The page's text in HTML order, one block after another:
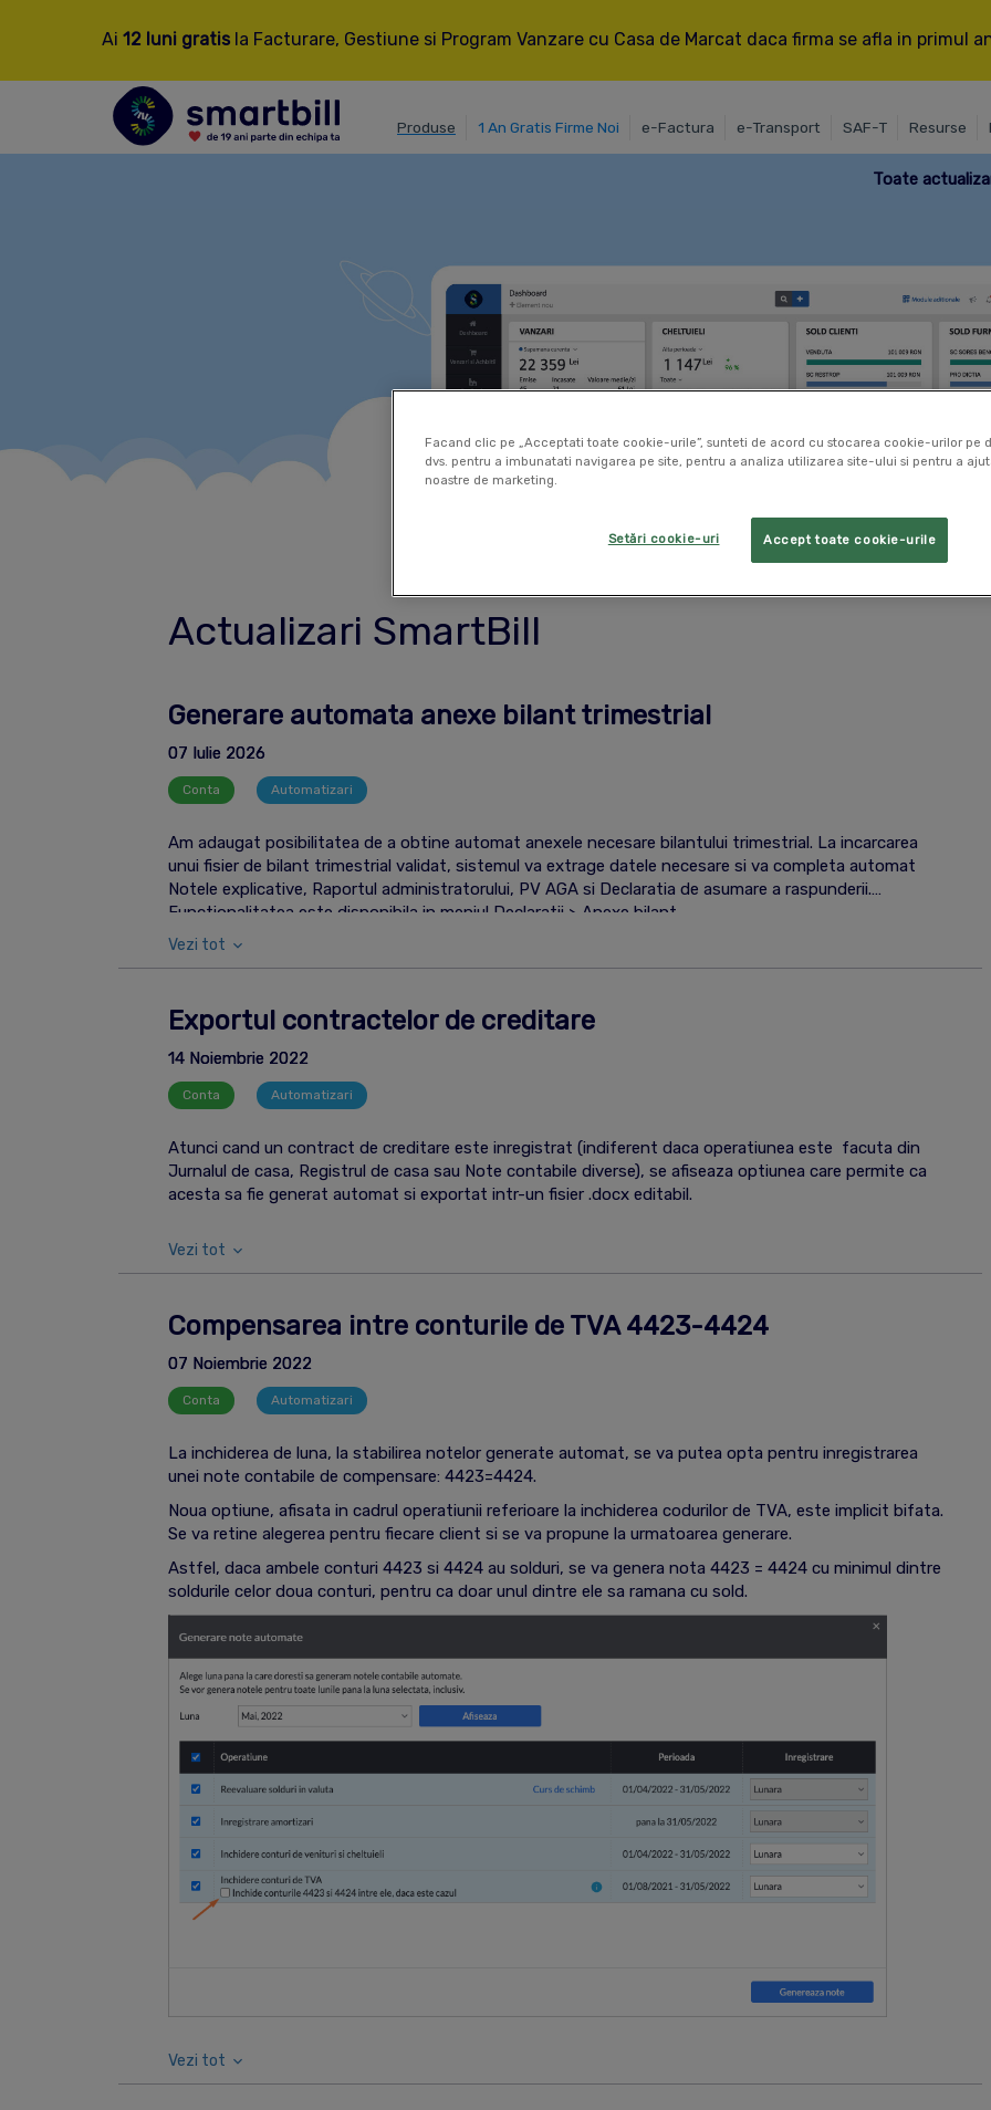
Ai12 luni gratis la Facturare, Gestiune si Program Vanzare cu Casa de Marcat daca firma se afla in primul
Produse 1 An Gratis Firme Noi e-Factura e-Transport SAF-T Resurse
Toate
Actualizari SmartBill
Generare automata anexe bilant trimestrial
07 Iulie 2026
Conta Automatizari
Am adaugat posibilitatea de a obtine automat anexele necesare bilantului trimestrial. La incarcarea
unui fisier de bilant trimestrial validat, sistemul va extrage datele necesare si va completa automat
Notele explicative, Raportul administratorului, PV AGA si Declaratia de asumare a raspunderii.
Functionalitatea este disponibila in meniul Declaratii > Anexe bilant.
Vezi tot
Exportul contractelor de creditare
14 Noiembrie 2022
Conta Automatizari
Atunci cand un contract de creditare este inregistrat (indiferent daca operatiunea este facuta din
Jurnalul de casa, Registrul de casa sau Note contabile diverse), se afiseaza optiunea care permite ca
acesta sa fie generat automat si exportat intr-un fisier .docx editabil.
Vezi tot
Compensarea intre conturile de TVA 4423-4424
07 Noiembrie 2022
Conta Automatizari
La inchiderea de luna, la stabilirea notelor generate automat, se va putea opta pentru inregistrarea
unei note contabile de compensare: 4423=4424.
Noua optiune, afisata in cadrul operatiunii referioare la inchiderea codurilor de TVA, este implicit bifata.
Se va retine alegerea pentru fiecare client si se va propune la urmatoarea generare.
Astfel, daca ambele conturi 4423 si 4424 au solduri, se va genera nota 4423 = 4424 cu minimul dintre
soldurile celor doua conturi, pentru ca doar unul dintre ele sa ramana cu sold.
Vezi tot
Facand clic pe „Acceptati toate cookie-urile”, sunteti de acord cu stocarea cookie-urilor pe
dvs. pentru a imbunatati navigarea pe site, pentru a analiza utilizarea site-ului si pentru a
noastre de marketing.
Accept toate cookie-urile
Setări cookie-uri